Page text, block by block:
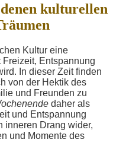
kulturellen
Kultur eine
Freizeit, Entspannung
In dieser Zeit finden
von der Hektik des
und Freunden zu
daher als
und Entspannung
inneren Drang wider,
und Momente des